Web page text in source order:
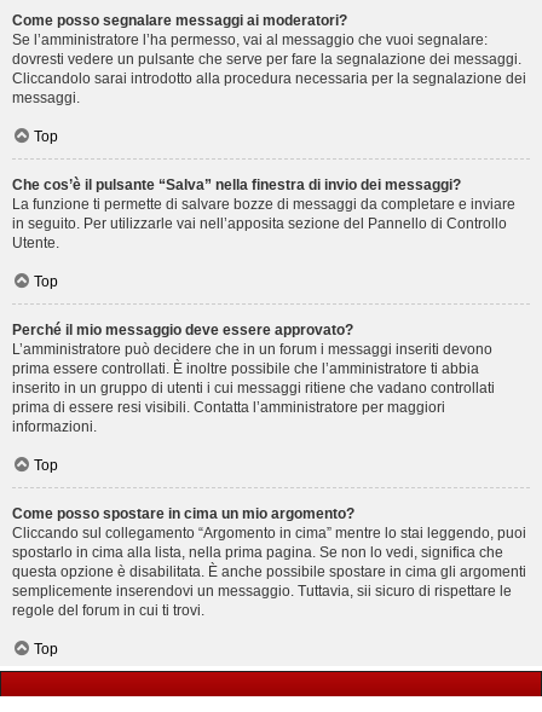
Come posso segnalare messaggi ai moderatori?
Se l’amministratore l’ha permesso, vai al messaggio che vuoi segnalare:
dovresti vedere un pulsante che serve per fare la segnalazione dei messaggi.
Cliccandolo sarai introdotto alla procedura necessaria per la segnalazione dei
messaggi.
Top
Che cos’è il pulsante “Salva” nella finestra di invio dei messaggi?
La funzione ti permette di salvare bozze di messaggi da completare e inviare
in seguito. Per utilizzarle vai nell’apposita sezione del Pannello di Controllo
Utente.
Top
Perché il mio messaggio deve essere approvato?
L’amministratore può decidere che in un forum i messaggi inseriti devono
prima essere controllati. È inoltre possibile che l’amministratore ti abbia
inserito in un gruppo di utenti i cui messaggi ritiene che vadano controllati
prima di essere resi visibili. Contatta l’amministratore per maggiori
informazioni.
Top
Come posso spostare in cima un mio argomento?
Cliccando sul collegamento “Argomento in cima” mentre lo stai leggendo, puoi
spostarlo in cima alla lista, nella prima pagina. Se non lo vedi, significa che
questa opzione è disabilitata. È anche possibile spostare in cima gli argomenti
semplicemente inserendovi un messaggio. Tuttavia, sii sicuro di rispettare le
regole del forum in cui ti trovi.
Top